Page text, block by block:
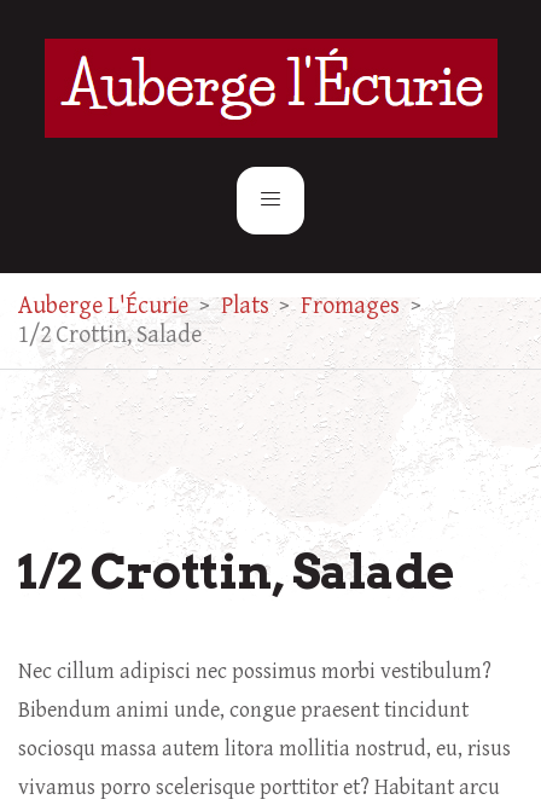
Auberge L'Écurie > Plats > Fromages >
1/2 Crottin, Salade
1/2 Crottin, Salade
Nec cillum adipisci nec possimus morbi vestibulum?
Bibendum animi unde, congue praesent tincidunt
sociosqu massa autem litora mollitia nostrud, eu, risus
vivamus porro scelerisque porttitor et? Habitant arcu